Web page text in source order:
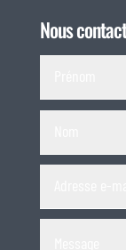
Nous